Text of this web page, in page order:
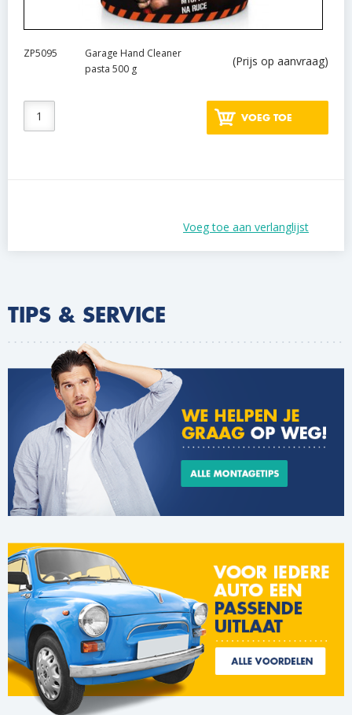
ZP5095
Garage Hand Cleaner
pasta 500 g
(Prijs op aanvraag)
VOEG TOE
Voeg toe aan verlanglijst
TIPS & SERVICE